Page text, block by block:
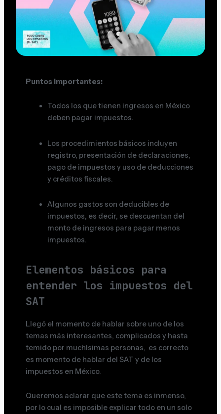
Puntos importantes:
Todos los que tienen ingresos en México
deben pagar impuestos.
Los procedimientos básicos incluyen
registro, presentación de declaraciones,
pago de impuestos y uso de deducciones
y créditos fiscales.
Algunos gastos son deducibles de
impuestos, es decir, se descuentan del
monto de ingresos para pagar menos
impuestos.
Elementos básicos para
entender los impuestos del
SAT
Llegó el momento de hablar sobre uno de los
temas más interesantes, complicados y hasta
temido por muchísimas personas, es correcto
es momento de hablar del SAT y de los
impuestos en México.
Queremos aclarar que este tema es inmenso,
por lo cual es imposible explicar todo en un solo